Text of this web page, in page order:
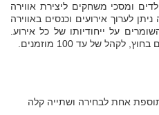
ומסכי משחקים ליצירת אווירה
לערוך אירועים וכנסים באווירה
על ייחודיותו של כל אירוע.
של עד 100 מוזמנים.
אחת לבחירה ושתייה קלה